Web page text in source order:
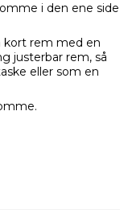
i den ene side
rem med en
justerbar rem, så
eller som en